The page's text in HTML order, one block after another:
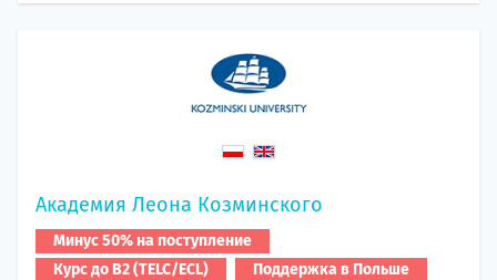
Академия Леона Козминского
Минус 50% на поступление
Курс до B2 (TELC/ECL)
Поддержка в Польше